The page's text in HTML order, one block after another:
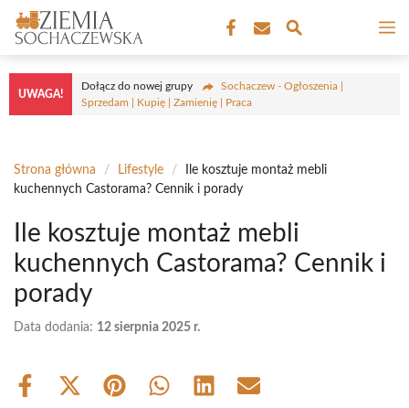
Przejdź
do
treści
UWAGA!
Dołącz do nowej grupy
Sochaczew - Ogłoszenia |
Sprzedam | Kupię | Zamienię | Praca
Strona główna / Lifestyle /
Ile kosztuje montaż mebli
kuchennych Castorama? Cennik i porady
Ile kosztuje montaż mebli
kuchennych Castorama? Cennik i
porady
Data dodania: 12 sierpnia 2025 r.
Share
Share Share Share Share Share